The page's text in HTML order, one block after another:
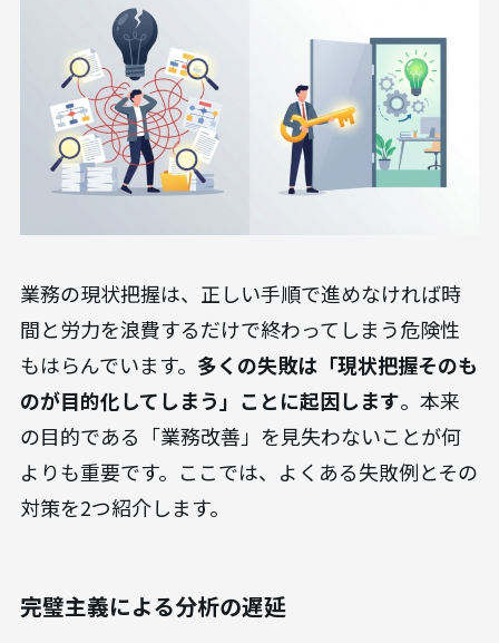
業務の現状把握は、正しい手順で進めなければ時
間と労力を浪費するだけで終わってしまう危険性
もはらんでいます。 多くの失敗は「現状把握そのも
のが目的化してしまう」ことに起因します。本来
の目的である「業務改善」を見失わないことが何
よりも重要です。ここでは、よくある失敗例とその
対策を2つ紹介します。
完璧主義による分析の遅延